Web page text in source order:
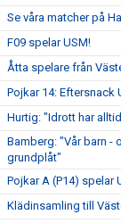
Se våra matcher på
F09 spelar USM!
Åtta spelare från
Pojkar 14: Eftersnack
Hurtig: "Idrott har
Bamberg: "Vår barn -
grundplåt"
Pojkar A (P14) spelar
Klädinsamling till